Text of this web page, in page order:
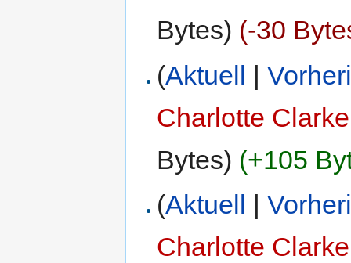
Bytes) (-30
(Aktuell |
Charlotte Clarke
Bytes) (+105
(Aktuell |
Charlotte Clarke